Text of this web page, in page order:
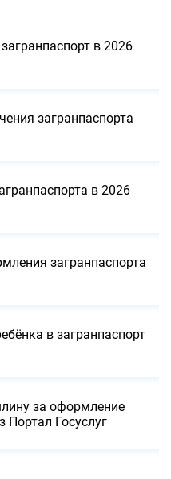
в 2026
загранпаспорта
в 2026
загранпаспорта
в загранпаспорт
за оформление
Портал Госуслуг